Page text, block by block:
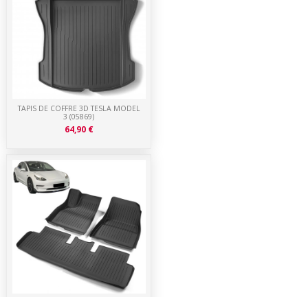
TAPIS DE COFFRE 3D TESLA MODEL
3 (05869)
64,90 €